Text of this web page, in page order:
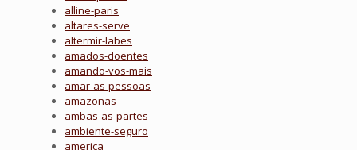
alline-paris
altares-serve
altermir-labes
amados-doentes
amando-vos-mais
amar-as-pessoas
amazonas
ambas-as-partes
ambiente-seguro
america